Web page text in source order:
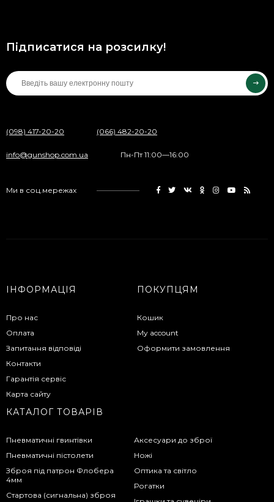
Підписатися на розсилку!
(098) 417-20-20 (066) 482-20-20
info@gunshop.com.ua Пн-Пт 11:00—16:00
Ми в соц.мережах
ІНФОРМАЦІЯ
Про нас
Оплата
Запитання відповіді
Контакти
Гарантія сервіс
Карта сайту
ПОКУПЦЯМ
Кошик
My account
Оформити замовлення
КАТАЛОГ ТОВАРІВ
Пневматичні гвинтівки
Пневматичні пістолети
Зброя під патрон Флобера
4мм
Стартова (сигнальна) зброя
Аксесуари до зброї
Ножі
Оптика та світло
Рогатки